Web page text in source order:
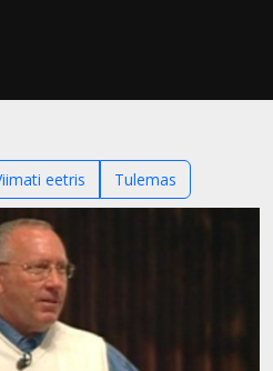
eetris Tulemas